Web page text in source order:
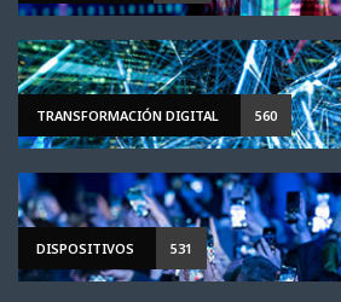
TRANSFORMACIÓN DIGITAL 560
DISPOSITIVOS 531